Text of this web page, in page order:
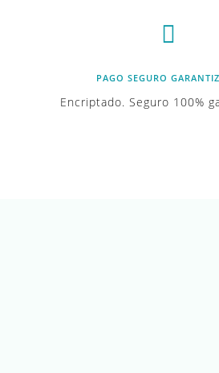

PAGO SEGURO
Encriptado. Seguro 100%